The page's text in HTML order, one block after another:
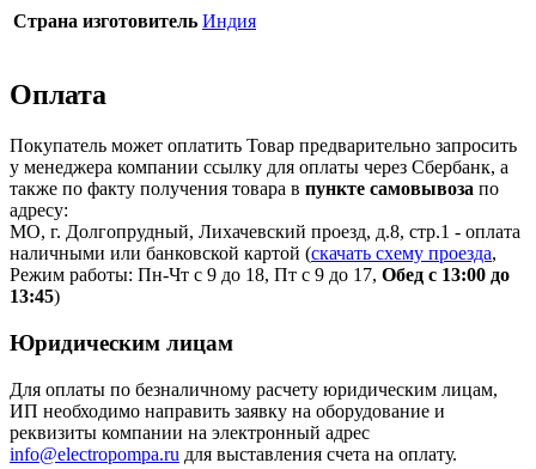
Страна изготовитель Индия
Оплата
Покупатель может оплатить Товар предварительно запросить
у менеджера компании ссылку для оплаты через Сбербанк, а
также по факту получения товара в пункте самовывоза по
адресу:
МО, г. Долгопрудный, Лихачевский проезд, д.8, стр.1 - оплата
наличными или банковской картой (скачать схему проезда,
Режим работы: Пн-Чт с 9 до 18, Пт с 9 до 17, Обед с 13:00 до
13:45)
Юридическим лицам
Для оплаты по безналичному расчету юридическим лицам,
ИП необходимо направить заявку на оборудование и
реквизиты компании на электронный адрес
info@electropompa.ru для выставления счета на оплату.